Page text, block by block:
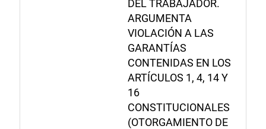
DEL TRABAJADOR.
ARGUMENTA
VIOLACIÓN A LAS
GARANTÍAS
CONTENIDAS EN LOS
ARTÍCULOS 1, 4, 14 Y
16
CONSTITUCIONALES
(OTORGAMIENTO DE